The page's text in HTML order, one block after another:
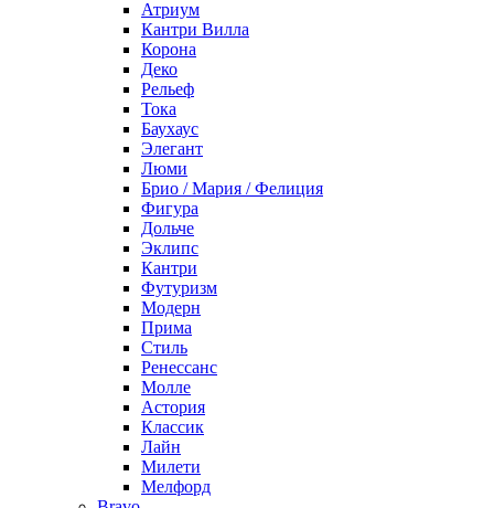
Атриум
Кантри Вилла
Корона
Деко
Рельеф
Тока
Баухаус
Элегант
Люми
Брио / Мария / Фелиция
Фигура
Дольче
Эклипс
Кантри
Футуризм
Модерн
Прима
Стиль
Ренессанс
Молле
Астория
Классик
Лайн
Милети
Мелфорд